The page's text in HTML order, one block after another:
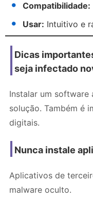
Compatibilidade:
Usar: Intuitivo e
Dicas
seja infectado
Instalar um software
solução. Também é
digitais.
Nunca instale
Aplicativos de
malware oculto.